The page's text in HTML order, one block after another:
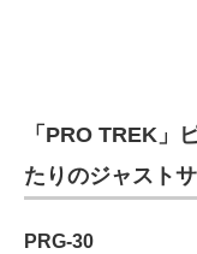
「PRO TREK」
たりのジャスト
PRG-30